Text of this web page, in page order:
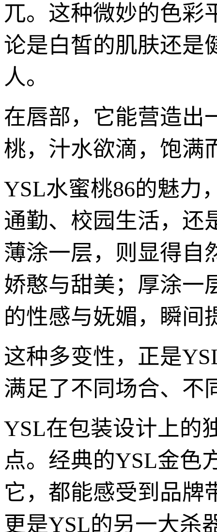
兀。这种微妙的色彩
论是白皙的肌肤还是
人。
在唇部，它能营造出
桃，汁水欲滴，饱满
YSL水蜜桃86的魅力
通勤、校园生活，还
薄涂一层，则显得自
娇憨与甜美；厚涂一
的性感与妩媚，瞬间
这种多变性，正是
满足了不同场合、不
YSL在包装设计上的
点。经典的YSL金色
它，都能感受到品牌
更是YSL的另一大杀